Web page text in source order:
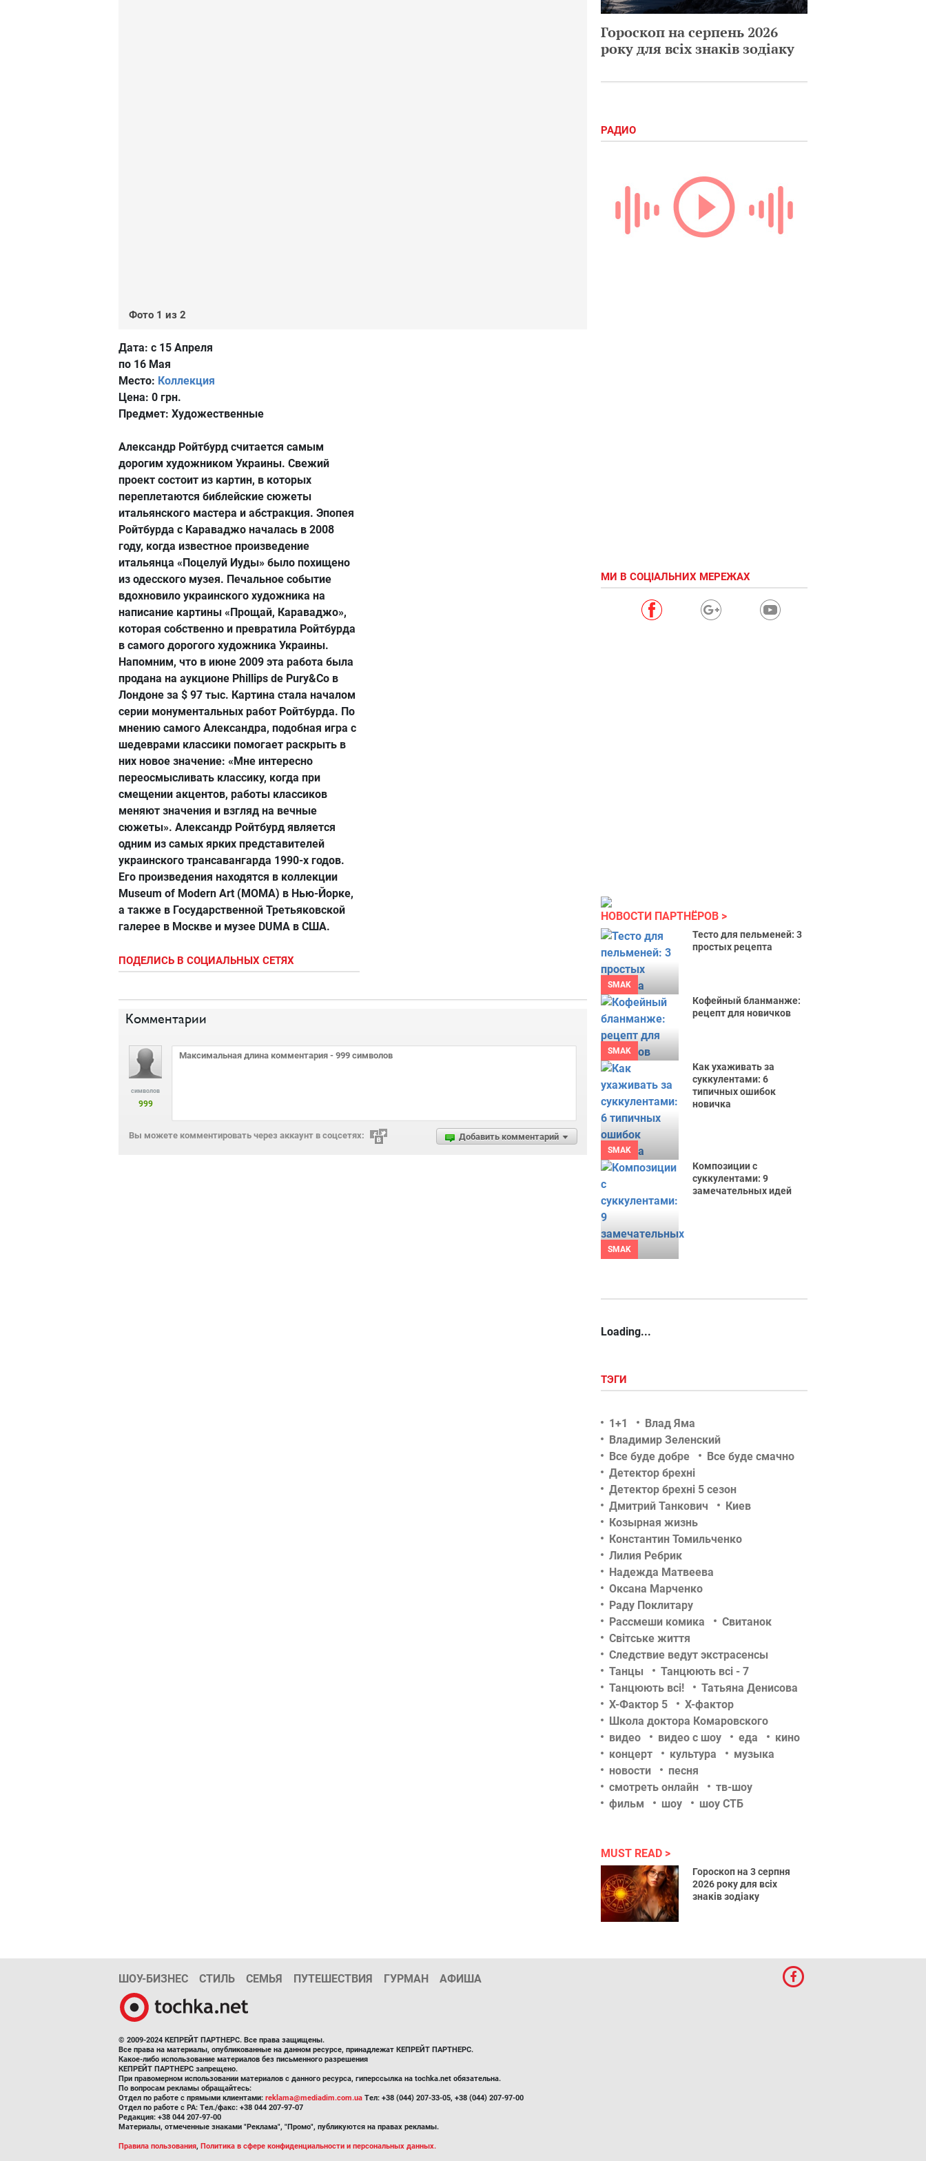
Фото 1 из 2
Дата: с 15 Апреля
по 16 Мая
Место: Коллекция
Цена: 0 грн.
Предмет: Художественные
Александр Ройтбурд считается самым
дорогим художником Украины. Свежий
проект состоит из картин, в которых
переплетаются библейские сюжеты
итальянского мастера и абстракция. Эпопея
Ройтбурда с Караваджо началась в 2008
году, когда известное произведение
итальянца «Поцелуй Иуды» было похищено
из одесского музея. Печальное событие
вдохновило украинского художника на
написание картины «Прощай, Караваджо»,
которая собственно и превратила Ройтбурда
в самого дорогого художника Украины.
Напомним, что в июне 2009 эта работа была
продана на аукционе Phillips de Pury&Co в
Лондоне за $ 97 тыс. Картина стала началом
серии монументальных работ Ройтбурда. По
мнению самого Александра, подобная игра с
шедеврами классики помогает раскрыть в
них новое значение: «Мне интересно
переосмысливать классику, когда при
смещении акцентов, работы классиков
меняют значения и взгляд на вечные
сюжеты». Александр Ройтбурд является
одним из самых ярких представителей
украинского трансавангарда 1990-х годов.
Его произведения находятся в коллекции
Museum of Modern Art (MOMA) в Нью-Йорке,
а также в Государственной Третьяковской
галерее в Москве и музее DUMA в США.
ПОДЕЛИСЬ В СОЦИАЛЬНЫХ СЕТЯХ
Комментарии
символов
999
Добавить комментарий
Вы можете комментировать через аккаунт в соцсетях:
Гороскоп на серпень 2026
року для всіх знаків зодіаку
РАДИО
МИ В СОЦІАЛЬНИХ МЕРЕЖАХ
НОВОСТИ ПАРТНЁРОВ
SMAK
Тесто для пельменей: 3
простых рецепта
SMAK
Кофейный бланманже:
рецепт для новичков
SMAK
Как ухаживать за
суккулентами: 6
типичных ошибок
новичка
SMAK
Композиции с
суккулентами: 9
замечательных идей
Loading...
ТЭГИ
1+1
Влад Яма
Владимир Зеленский
Все буде добре
Все буде смачно
Детектор брехні
Детектор брехні 5 сезон
Дмитрий Танкович
Киев
Козырная жизнь
Константин Томильченко
Лилия Ребрик
Надежда Матвеева
Оксана Марченко
Раду Поклитару
Рассмеши комика
Свитанок
Світське життя
Следствие ведут экстрасенсы
Танцы
Танцюють всі - 7
Танцюють всі!
Татьяна Денисова
Х-Фактор 5
Х-фактор
Школа доктора Комаровского
видео
видео с шоу еда
кино
концерт
культура
музыка
новости
песня
смотреть онлайн
тв-шоу
фильм
шоу шоу СТБ
MUST READ
Гороскоп на 3 серпня
2026 року для всіх
знаків зодіаку
ШОУ-БИЗНЕС СТИЛЬ СЕМЬЯ ПУТЕШЕСТВИЯ ГУРМАН АФИША
© 2009-2024 КЕПРЕЙТ ПАРТНЕРС. Все права защищены.
Все права на материалы, опубликованные на данном ресурсе, принадлежат КЕПРЕЙТ ПАРТНЕРС.
Какое-либо использование материалов без письменного разрешения
КЕПРЕЙТ ПАРТНЕРС запрещено.
При правомерном использовании материалов с данного ресурса, гиперссылка на tochka.net обязательна.
По вопросам рекламы обращайтесь:
Отдел по работе с прямыми клиентами: reklama@mediadim.com.ua Тел: +38 (044) 207-33-05, +38 (044) 207-97-00
Отдел по работе с РА: Тел./факс: +38 044 207-97-07
Редакция: +38 044 207-97-00
Материалы, отмеченные знаками "Реклама", "Промо", публикуются на правах рекламы.
Правила пользования, Политика в сфере конфиденциальности и персональных данных.